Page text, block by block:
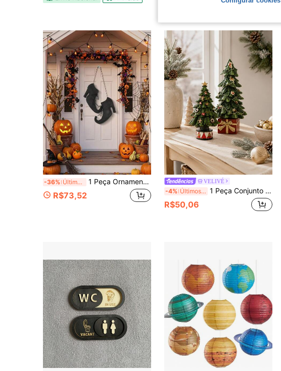
-36% Últimas 2 hrs 1 Peça Ornamento Pendurado de Sapato de Bruxa Assustador para Festa de Halloween, Sapato de Salto Alto de Bruxa Curvado Preto de Madeira, Bota de Bruxa Gótica para Decoração de Parede, Porta e Lareira, Decoração de Halloween para Casa, Bar e Café
R$73,52
VELIVÉ
-4% Últimos 3 dias 1 Peça Conjunto de Estatueta de Árvore de Natal em Resina, Decorações de Mesa Vintage Verdes com Topo de Estrela, Guirlanda de Pérolas, Caixa de Presente e Base de Tambor, para Lareira, Mesa de Jantar, Entrada, Decoração de Natal para Casa e Presente de Feriado
R$50,06